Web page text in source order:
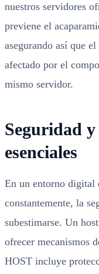
nuestros servidores
previene el
asegurando así que
afectado por el
mismo servidor.
Seguridad
esenciales
En un entorno digital
constantemente, la
subestimarse. Un
ofrecer mecanismos
HOST incluye